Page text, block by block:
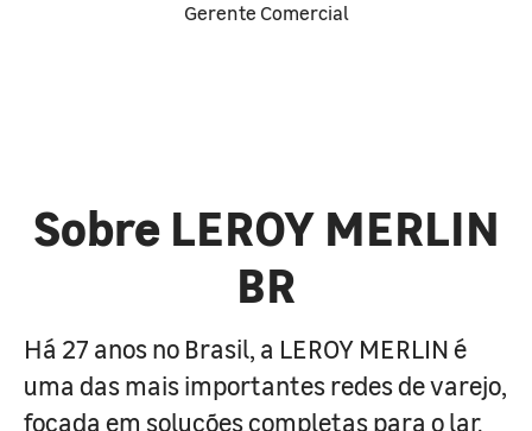
Gerente Comercial
Sobre LEROY MERLIN
BR
Há 27 anos no Brasil, a LEROY MERLIN é
uma das mais importantes redes de varejo,
focada em soluções completas para o lar.